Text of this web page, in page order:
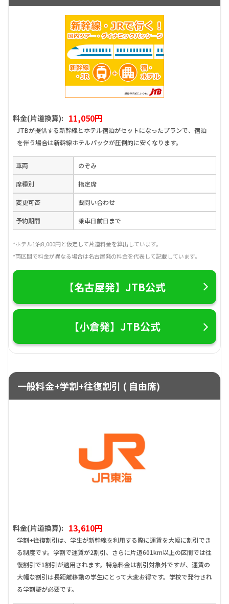
料金(片道換算): 11,050円
JTBが提供する新幹線とホテル宿泊がセットになったプランで、宿泊
を伴う場合は新幹線ホテルパックが圧倒的に安くなります。
車両 のぞみ
席種別 指定席
変更可否 要問い合わせ
予約期間 乗車日前日まで
*ホテル1泊8,000円と仮定して片道料金を算出しています。
*両区間で料金が異なる場合は名古屋発の料金を代表して記載しています。
【名古屋発】JTB公式
【小倉発】JTB公式
一般料金+学割+往復割引 ( 自由席)
料金(片道換算): 13,610円
学割+往復割引は、学生が新幹線を利用する際に運賃を大幅に割引でき
る制度です。学割で運賃が2割引、さらに片道601km以上の区間では往
復割引で1割引が適用されます。特急料金は割引対象外ですが、運賃の
大幅な割引は長距離移動の学生にとって大変お得です。学校で発行され
る学割証が必要です。